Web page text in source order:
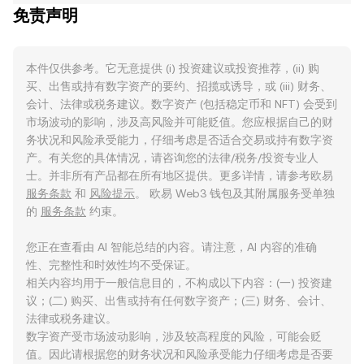
免责声明
本件仅供参考。它无意提供 (i) 投资建议或投资推荐，(ii) 购
买、出售或持有数字资产的要约、招揽或诱导，或 (iii) 财务、
会计、法律或税务建议。数字资产 (包括稳定币和 NFT) 会受到
市场波动的影响，涉及高风险并可能贬值。您应根据自己的财
务状况和风险承受能力，仔细考虑是否适合交易或持有数字资
产。有关您的具体情况，请咨询您的法律/税务/投资专业人
士。并非所有产品都在所有地区提供。更多详情，请参考欧易
服务条款 和 风险提示。 欧易 Web3 钱包及其附属服务受单独
的 服务条款 约束。
您正在查看由 AI 智能总结的内容。请注意，AI 内容的准确
性、完整性和时效性均不受保证。
相关内容均用于一般信息目的，不构成以下内容：(一) 投资建
议；(二) 购买、出售或持有任何数字资产；(三) 财务、会计、
法律或税务建议。
数字资产受市场波动影响，涉及较高程度的风险，可能会贬
值。因此请根据您的财务状况和风险承受能力仔细考虑是否要